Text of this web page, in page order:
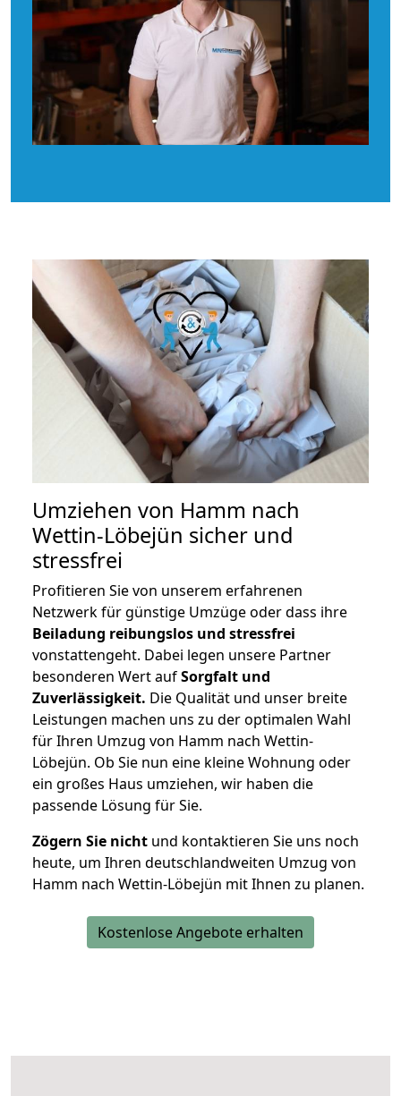
Umziehen von Hamm nach
Wettin-Löbejün sicher und
stressfrei
Profitieren Sie von unserem erfahrenen
Netzwerk für günstige Umzüge oder dass ihre
Beiladung reibungslos und stressfrei
vonstattengeht. Dabei legen unsere Partner
besonderen Wert aufSorgfalt und
Zuverlässigkeit. Die Qualität und unser breite
Leistungen machen uns zu der optimalen Wahl
für Ihren Umzug von Hamm nach Wettin-
Löbejün. Ob Sie nun eine kleine Wohnung oder
ein großes Haus umziehen, wir haben die
passende Lösung für Sie.
Zögern Sie nicht und kontaktieren Sie uns noch
heute, um Ihren deutschlandweiten Umzug von
Hamm nach Wettin-Löbejün mit Ihnen zu planen.
Kostenlose Angebote erhalten